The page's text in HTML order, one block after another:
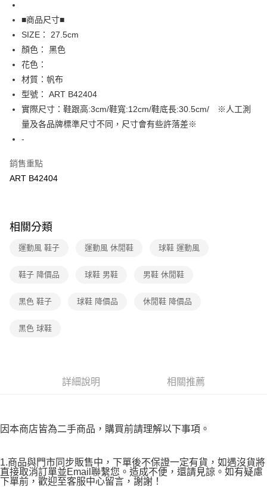
AFTEE先享後付
相關說明
【關於「AFTEE先享後付」】
AFTEE先享後付是「在收到商品之後才付款」的支付方式。 讓您購物簡單
便利好安心！
１．簡單：不需註冊會員、不需綁卡、不需儲值。
２．便利：只要手機號碼，簡訊認證，即可結帳。
３．安心：先確認商品／服務後，再付款。
【「AFTEE先享後付」結帳流程】
１．於結帳方式選擇「AFTEE先享後付」後，將跳轉至「AFTEE先享後付」
結帳頁面，進行簡訊認證並確認金額後，即可完成結帳。
３．收到繳費通知簡訊後14天內，點擊此簡訊中的連結，可透過四大超商／
※ 請注意：結帳手續完成當下不需立刻繳費，但若您需要取消訂單，請聯絡
是否繳費成功／繳費後需取消欲退款等相關疑問，請聯繫「AFTEE先享後付
１．透過由恩沛科技股份有限公司提供之「AFTEE先享後付」服務完成之交
易，需依本服務之必要範圍內提供個人資料，並將交易相關給付款項請求債
２．關於個人資料處理事宜，請瀏覽以下網址：
３．未成年的使用者請事先徵得法定代理人或監護人之同意方可使用
「AFTEE先享後付」，若未經同意申辦者引起之損失，本公司不負相關責
請求用戶進行身份認證。
５．嚴禁一人註冊多個帳號或使用他人資訊註冊。若發現惡意使用之情形，
運送方式
全家取貨付款
免運費
宅配
免運費
■商品尺寸■
SIZE： 27.5cm
顏色： 黑色
花色：
材質：帆布
型號： ART B42404
實際尺寸：鞋跟高:3cm/鞋寬:12cm/鞋底長:30.5cm/ ※人工測
量及各品牌標準尺寸不同，尺寸會有些許落差※
-
銷售重點
ART B42404
相關分類
運動風 鞋子 運動風 休閒鞋 球鞋 運動風
鞋子 降價品 球鞋 男鞋 男鞋 休閒鞋
黑色 鞋子 球鞋 降價品 休閒鞋 降價品
黑色 球鞋
詳細說明 相關推薦
因本商店皆為二手商品，購買前請理解以下事項。
1.商品與門市同步販售中，下單後不保證一定有貨，如遇沒貨將
直接取消訂單並Email聯繫您。造成不便，還請見諒。如有疑慮
下單前，歡迎至客服中心留言，謝謝！